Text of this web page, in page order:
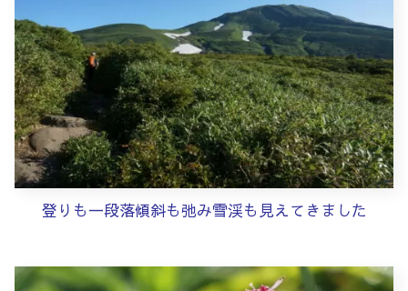
登りも一段落傾斜も弛み雪渓も見えてきました